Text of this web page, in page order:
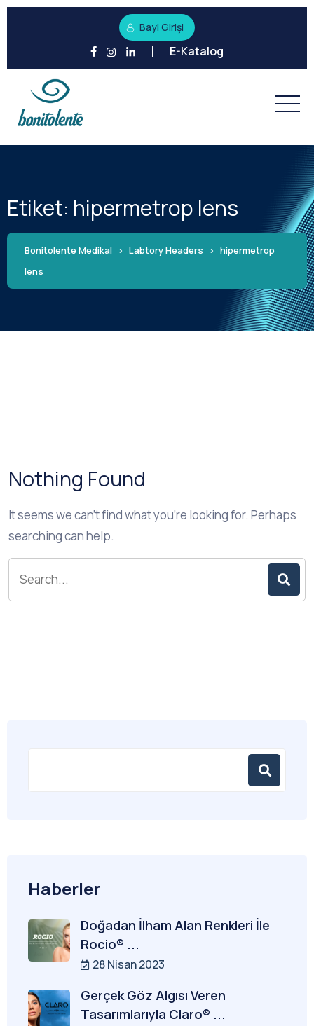
Bayi Girişi
E-Katalog
Etiket: hipermetrop lens
Bonitolente Medikal > Labtory Headers > hipermetrop
lens
Nothing Found
It seems we can’t find what you’re looking for. Perhaps
searching can help.
Haberler
Doğadan İlham Alan Renkleri İle
Rocio® ...
28 Nisan 2023
Gerçek Göz Algısı Veren
Tasarımlarıyla Claro® ...